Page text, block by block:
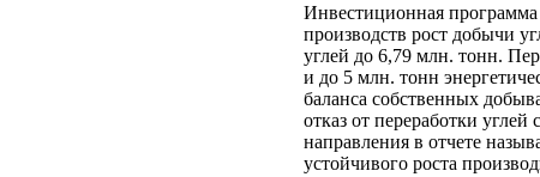
Инвестиционная
производств рост добычи
углей до 6,79 млн. тонн.
и до 5 млн. тонн
баланса собственных
отказ от переработки
направления в отчете
устойчивого роста